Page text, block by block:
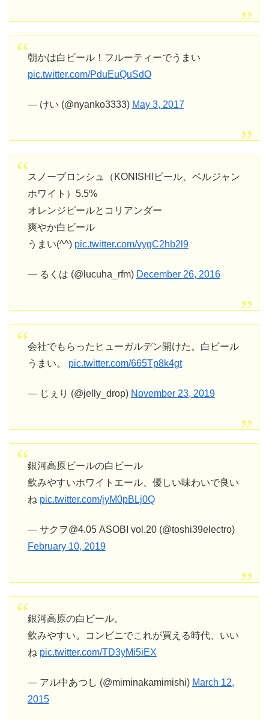
朝かは白ビール！フルーティーでうまい
pic.twitter.com/PduEuQuSdO
— けい (@nyanko3333) May 3, 2017
スノーブロンシュ（KONISHIビール、ベルジャン
ホワイト）5.5%
オレンジピールとコリアンダー
爽やか白ビール
うまい(^^) pic.twitter.com/vygC2hb2l9
— るくは (@lucuha_rfm) December 26, 2016
会社でもらったヒューガルデン開けた。白ビール
うまい。 pic.twitter.com/665Tp8k4gt
— じぇり (@jelly_drop) November 23, 2019
銀河高原ビールの白ビール
飲みやすいホワイトエール、優しい味わいで良い
ね pic.twitter.com/jyM0pBLj0Q
— サクヲ@4.05 ASOBI vol.20 (@toshi39electro)
February 10, 2019
銀河高原の白ビール。
飲みやすい。コンビニでこれが買える時代、いい
ね pic.twitter.com/TD3yMi5iEX
— アル中あつし (@miminakamimishi) March 12,
2015